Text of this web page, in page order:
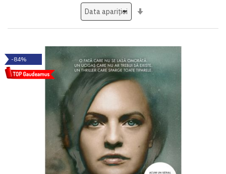
-84%